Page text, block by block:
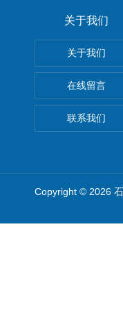
关于我们
关于我们
在线留言
联系我们
Copyright © 2026